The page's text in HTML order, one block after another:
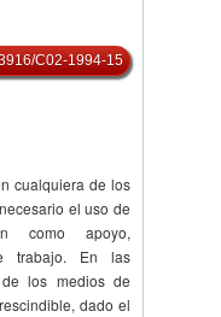
C02-1994-15
cualquiera de los
el uso de
como apoyo,
trabajo. En las
los medios de
dado el